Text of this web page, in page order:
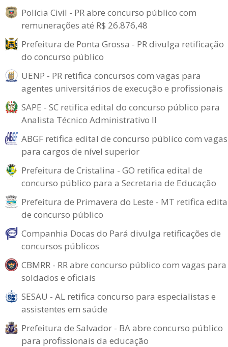
Polícia Civil - PR abre concurso público com
remunerações até R$ 26.876,48
Prefeitura de Ponta Grossa - PR divulga retificação
do concurso público
UENP - PR retifica concursos com vagas para
agentes universitários de execução e profissionais
SAPE - SC retifica edital do concurso público para
Analista Técnico Administrativo II
ABGF retifica edital de concurso público com vagas
para cargos de nível superior
Prefeitura de Cristalina - GO retifica edital de
concurso público para a Secretaria de Educação
Prefeitura de Primavera do Leste - MT retifica
de concurso público
Companhia Docas do Pará divulga retificações de
concursos públicos
CBMRR - RR abre concurso público com vagas para
soldados e oficiais
SESAU - AL retifica concurso para especialistas e
assistentes em saúde
Prefeitura de Salvador - BA abre concurso público
para profissionais da educação